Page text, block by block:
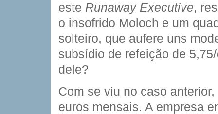
este Runaway Executive,
o insofrido Moloch e um
solteiro, que aufere uns
subsídio de refeição de
dele?
Com se viu no caso
euros mensais. A empresa